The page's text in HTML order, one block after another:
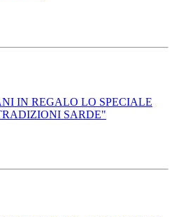
IN REGALO LO SPECIALE
SARDE"